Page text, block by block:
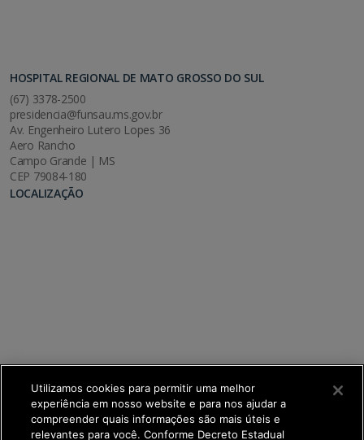
HOSPITAL REGIONAL DE MATO GROSSO DO SUL
(67) 3378-2500
presidencia@funsau.ms.gov.br
Av. Engenheiro Lutero Lopes 36
Aero Rancho
Campo Grande | MS
CEP 79084-180
LOCALIZAÇÃO
Utilizamos cookies para permitir uma melhor
experiência em nosso website e para nos ajudar a
compreender quais informações são mais úteis e
relevantes para você. Conforme Decreto Estadual